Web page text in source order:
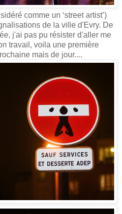
comme un ‘street artist’)
de la ville d'Evry. De
j'ai pas pu résister d'aller me
travail, voila une première
mais de jour....